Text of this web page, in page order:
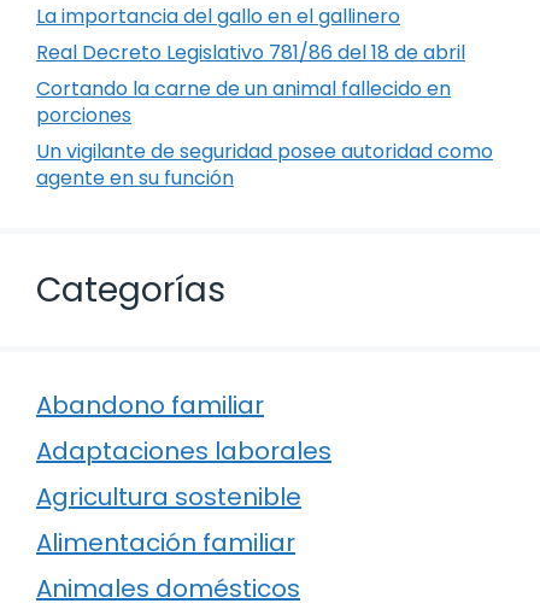
La importancia del gallo en el gallinero
Real Decreto Legislativo 781/86 del 18 de abril
Cortando la carne de un animal fallecido en
porciones
Un vigilante de seguridad posee autoridad como
agente en su función
Categorías
Abandono familiar
Adaptaciones laborales
Agricultura sostenible
Alimentación familiar
Animales domésticos